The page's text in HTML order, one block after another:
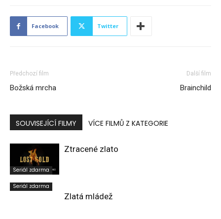
Facebook Twitter
Předchozí film
Božská mrcha
Další film
Brainchild
SOUVISEJÍCÍ FILMY VÍCE FILMŮ Z KATEGORIE
Seriál zdarma
Ztracené zlato
Seriál zdarma
Zlatá mládež